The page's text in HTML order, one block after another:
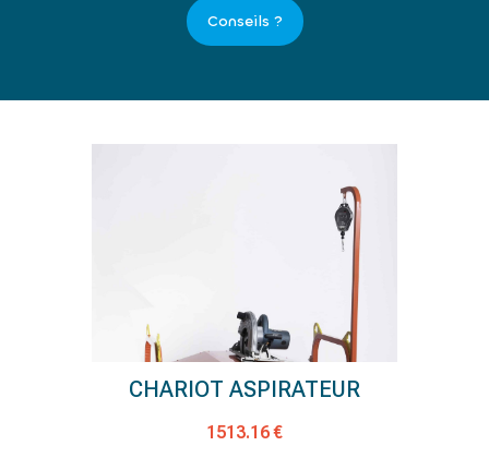
Conseils ?
CHARIOT ASPIRATEUR
1513.16 €